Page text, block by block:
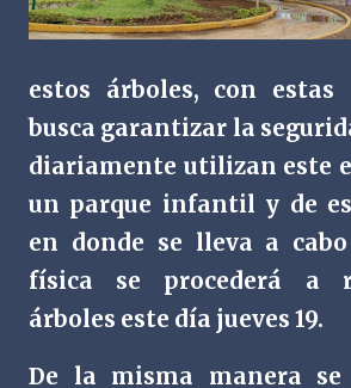
estos árboles, con estas
busca garantizar la
diariamente utilizan este
un parque infantil y de
en donde se lleva a
física se procederá a
árboles este día jueves 19.
De la misma manera se